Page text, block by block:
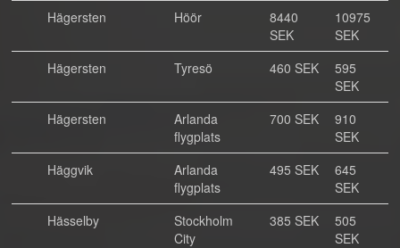
Hägersten
Höör
8440
SEK
10975
SEK
Hägersten
Tyresö 460 SEK
595
SEK
Hägersten
Arlanda
flygplats
700 SEK
910
SEK
Häggvik
Arlanda
flygplats
495 SEK
645
SEK
Hässelby
Stockholm
City
385 SEK
505
SEK